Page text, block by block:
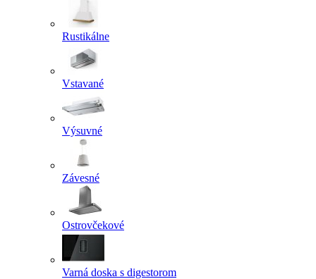
Rustikálne
Vstavané
Výsuvné
Závesné
Ostrovčekové
Varná doska s digestorom